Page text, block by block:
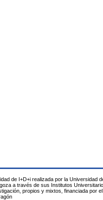
de I+D+i realizada por la Universidad
a través de sus Institutos
propios y mixtos, financiada por